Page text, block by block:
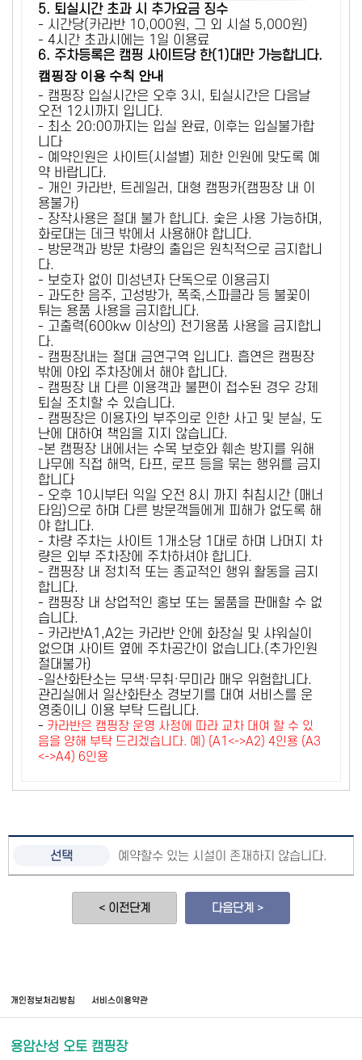
5. 퇴실시간 초과 시 추가요금 징수
- 시간당(카라반 10,000원, 그 외 시설 5,000원)
- 4시간 초과시에는 1일 이용료
6. 주차등록은 캠핑 사이트당 한(1)대만 가능합니다.
캠핑장 이용 수칙 안내
- 캠핑장 입실시간은 오후 3시, 퇴실시간은 다음날
오전 12시까지 입니다.
- 최소 20:00까지는 입실 완료, 이후는 입실불가합
니다
- 예약인원은 사이트(시설별) 제한 인원에 맞도록 예
약 바랍니다.
- 개인 카라반, 트레일러, 대형 캠핑카(캠핑장 내 이
용불가)
- 장작사용은 절대 불가 합니다. 숯은 사용 가능하며,
화로대는 데크 밖에서 사용해야 합니다.
- 방문객과 방문 차량의 출입은 원칙적으로 금지합니
다.
- 보호자 없이 미성년자 단독으로 이용금지
- 과도한 음주, 고성방가, 폭죽,스파클라 등 불꽃이
튀는 용품 사용을 금지합니다.
- 고출력(600kw 이상의) 전기용품 사용을 금지합니
다.
- 캠핑장내는 절대 금연구역 입니다. 흡연은 캠핑장
밖에 야외 주차장에서 해야 합니다.
- 캠핑장 내 다른 이용객과 불편이 접수된 경우 강제
퇴실 조치할 수 있습니다.
- 캠핑장은 이용자의 부주의로 인한 사고 및 분실, 도
난에 대하여 책임을 지지 않습니다.
-본 캠핑장 내에서는 수목 보호와 훼손 방지를 위해
나무에 직접 해먹, 타프, 로프 등을 묶는 행위를 금지
합니다
- 오후 10시부터 익일 오전 8시 까지 취침시간 (매너
타임)으로 하며 다른 방문객들에게 피해가 없도록 해
야 합니다.
- 차량 주차는 사이트 1개소당 1대로 하며 나머지 차
량은 외부 주차장에 주차하셔야 합니다.
- 캠핑장 내 정치적 또는 종교적인 행위 활동을 금지
합니다.
- 캠핑장 내 상업적인 홍보 또는 물품을 판매할 수 없
습니다.
- 카라반A1,A2는 카라반 안에 화장실 및 샤워실이
없으며 사이트 옆에 주차공간이 없습니다.(추가인원
절대불가)
-일산화탄소는 무색·무취·무미라 매우 위험합니다.
관리실에서 일산화탄소 경보기를 대여 서비스를 운
영중이니 이용 부탁 드립니다.
- 카라반은 캠핑장 운영 사정에 따라 교차 대여 할 수 있
음을 양해 부탁 드리겠습니다. 예) (A1<->A2) 4인용 (A3
<->A4) 6인용
예약할수 있는 시설이 존재하지 않습니다.
< 이전단계 다음단계 >
개인정보처리방침 서비스이용약관
용암산성 오토 캠핑장